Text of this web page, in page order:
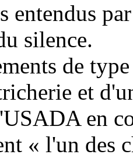
entendus
silence.
de
et
en
« l'un des